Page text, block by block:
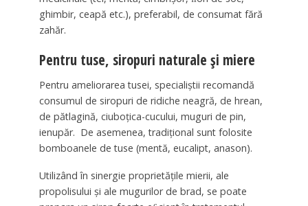
ghimbir, ceapă etc.), preferabil, de consumat fără
zahăr.
Pentru tuse, siropuri naturale şi miere
Pentru ameliorarea tusei, specialiştii recomandă
consumul de siropuri de ridiche neagră, de hrean,
de pătlagină, ciuboţica-cucului, muguri de pin,
ienupăr. De asemenea, tradiţional sunt folosite
bomboanele de tuse (mentă, eucalipt, anason).
Utilizând în sinergie proprietăţile mierii, ale
propolisului şi ale mugurilor de brad, se poate